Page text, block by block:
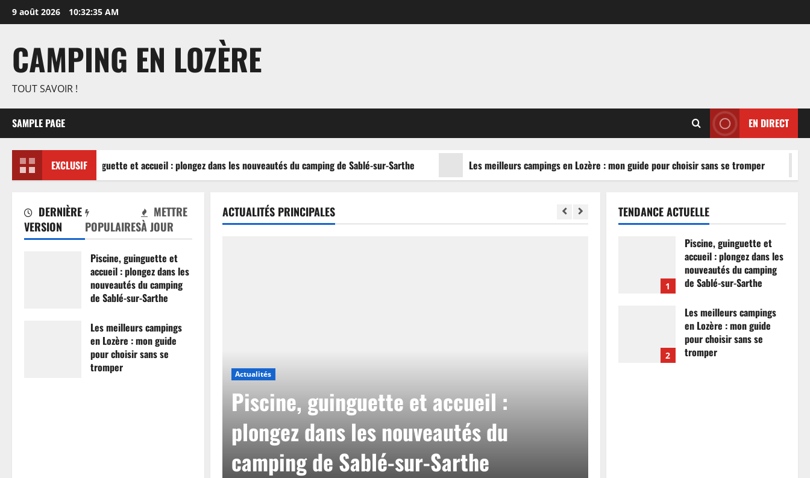
Aller
au
9 août 2026 10:32:35 AM
CAMPING EN LOZÈRE
TOUT SAVOIR !
SAMPLE PAGE EN DIRECT
EXCLUSIF
Piscine, guinguette et accueil : plongez dans les nouveautés du camping de Sablé-sur-Sarthe Les meilleurs campings en Lozère : mon guide pour choisir sans se tromper
DERNIÈRE
VERSION
POPULAIRES
METTRE
À JOUR
Piscine, guinguette et
accueil : plongez dans les
nouveautés du camping
de Sablé-sur-Sarthe
Les meilleurs campings
en Lozère : mon guide
pour choisir sans se
tromper
ACTUALITÉS PRINCIPALES
Actualités
Piscine, guinguette et accueil :
plongez dans les nouveautés du
camping de Sablé-sur-Sarthe
TENDANCE ACTUELLE
1
Piscine, guinguette et
accueil : plongez dans les
nouveautés du camping
de Sablé-sur-Sarthe
2
Les meilleurs campings
en Lozère : mon guide
pour choisir sans se
tromper